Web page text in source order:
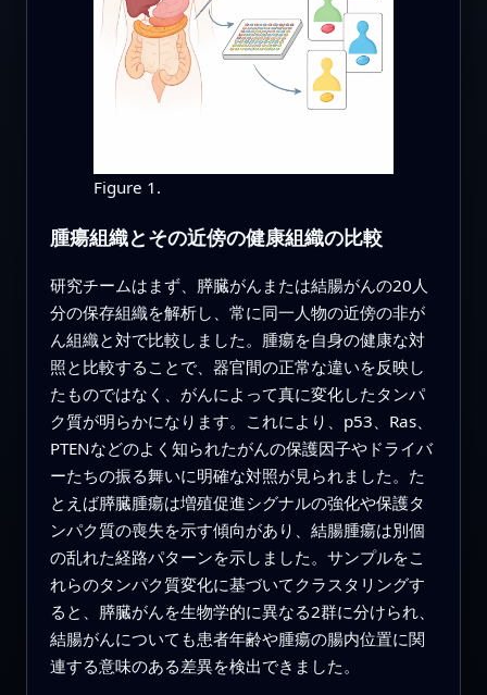
Figure 1.
腫瘍組織とその近傍の健康組織の比較
研究チームはまず、膵臓がんまたは結腸がんの20人
分の保存組織を解析し、常に同一人物の近傍の非が
ん組織と対で比較しました。腫瘍を自身の健康な対
照と比較することで、器官間の正常な違いを反映し
たものではなく、がんによって真に変化したタンパ
ク質が明らかになります。これにより、p53、Ras、
PTENなどのよく知られたがんの保護因子やドライバ
ーたちの振る舞いに明確な対照が見られました。た
とえば膵臓腫瘍は増殖促進シグナルの強化や保護タ
ンパク質の喪失を示す傾向があり、結腸腫瘍は別個
の乱れた経路パターンを示しました。サンプルをこ
れらのタンパク質変化に基づいてクラスタリングす
ると、膵臓がんを生物学的に異なる2群に分けられ、
結腸がんについても患者年齢や腫瘍の腸内位置に関
連する意味のある差異を検出できました。